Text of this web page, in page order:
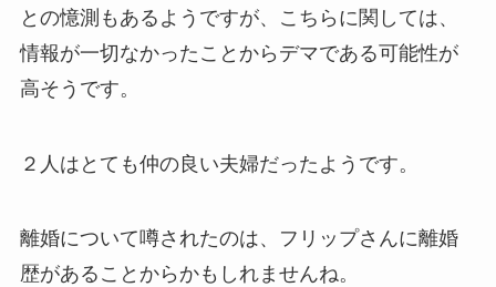
との憶測もあるようですが、こちらに関しては、
情報が一切なかったことからデマである可能性が
高そうです。
２人はとても仲の良い夫婦だったようです。
離婚について噂されたのは、フリップさんに離婚
歴があることからかもしれませんね。